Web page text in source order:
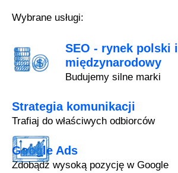
Wybrane usługi:
SEO - rynek polski i
międzynarodowy
Budujemy silne marki
Strategia komunikacji
Trafiaj do właściwych odbiorców
Google Ads
Zdobądź wysoką pozycję w Google